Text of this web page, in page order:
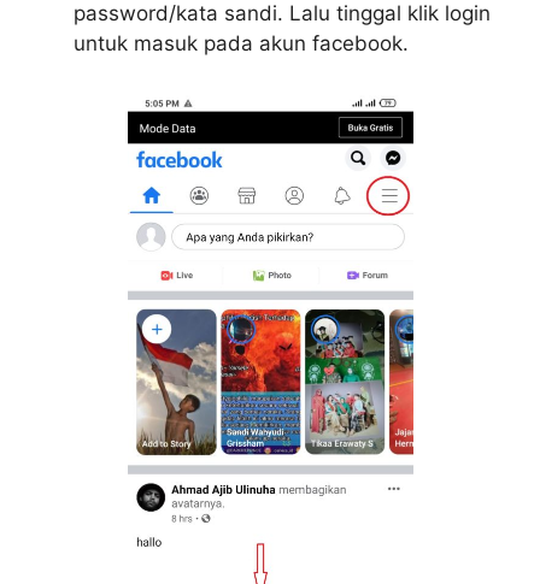
password/kata sandi. Lalu tinggal klik login
untuk masuk pada akun facebook.